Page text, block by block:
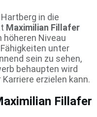
in die
Maximilian Fillafer
höheren Niveau
unter
sein zu sehen,
behaupten wird
erzielen kann.
Fillafer